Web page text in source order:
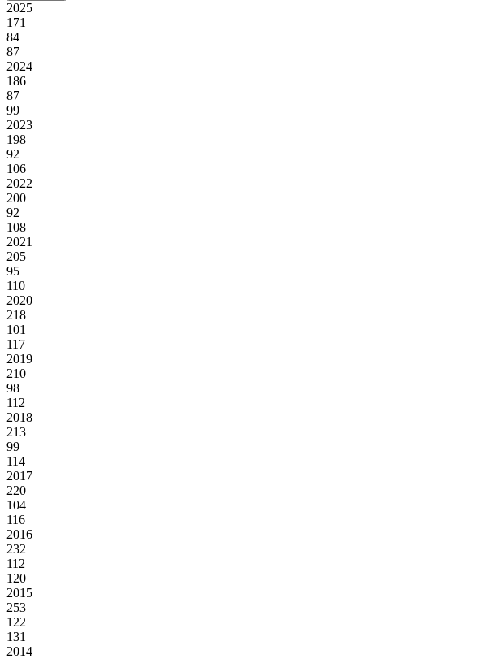
2025
171
84
87
2024
186
87
99
2023
198
92
106
2022
200
92
108
2021
205
95
110
2020
218
101
117
2019
210
98
112
2018
213
99
114
2017
220
104
116
2016
232
112
120
2015
253
122
131
2014